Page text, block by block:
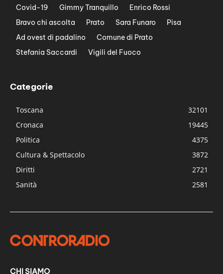
Covid-19
Gimmy Tranquillo
Enrico Rossi
Bravo chi ascolta
Prato Sara Funaro
Pisa
Ad ovest di padalino
Comune di Prato
Stefania Saccardi
Vigili del Fuoco
Categorie
Toscana
32101
Cronaca
19445
Politica
4375
Cultura & Spettacolo
3872
Diritti
2721
Sanità
2581
CHI SIAMO